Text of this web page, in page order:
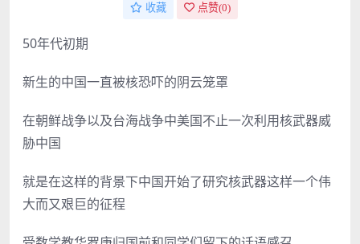
收藏 点赞(0)
50年代初期
新生的中国一直被核恐吓的阴云笼罩
在朝鲜战争以及台海战争中美国不止一次利用核武器威
胁中国
就是在这样的背景下中国开始了研究核武器这样一个伟
大而又艰巨的征程